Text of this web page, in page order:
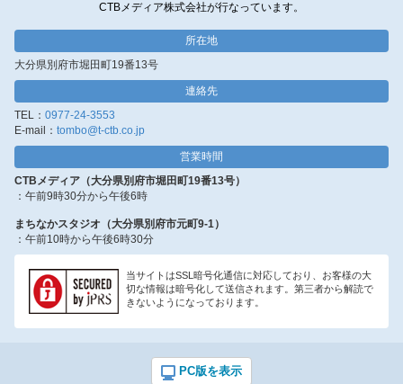
CTBメディア株式会社が行なっています。
所在地
大分県別府市堀田町19番13号
連絡先
TEL： 0977-24-3553
E-mail： tombo@t-ctb.co.jp
営業時間
CTBメディア（大分県別府市堀田町19番13号）
：午前9時30分から午後6時
まちなかスタジオ（大分県別府市元町9-1）
：午前10時から午後6時30分
当サイトはSSL暗号化通信に対応しており、お客様の大
切な情報は暗号化して送信されます。第三者から解読で
きないようになっております。